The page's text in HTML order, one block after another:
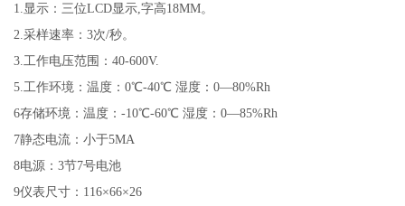
1.显示：三位LCD显示,字高18MM。
2.采样速率：3次/秒。
3.工作电压范围：40-600V.
5.工作环境：温度：0℃-40℃ 湿度：0—80%Rh
6存储环境：温度：-10℃-60℃ 湿度：0—85%Rh
7静态电流：小于5MA
8电源：3节7号电池
9仪表尺寸：116×66×26